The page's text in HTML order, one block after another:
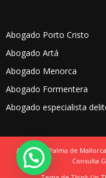
Abogado Porto Cristo
Abogado Artá
Abogado Menorca
Abogado Formentera
Abogado especialista
Abogados Palma de Mallorca
Consulta